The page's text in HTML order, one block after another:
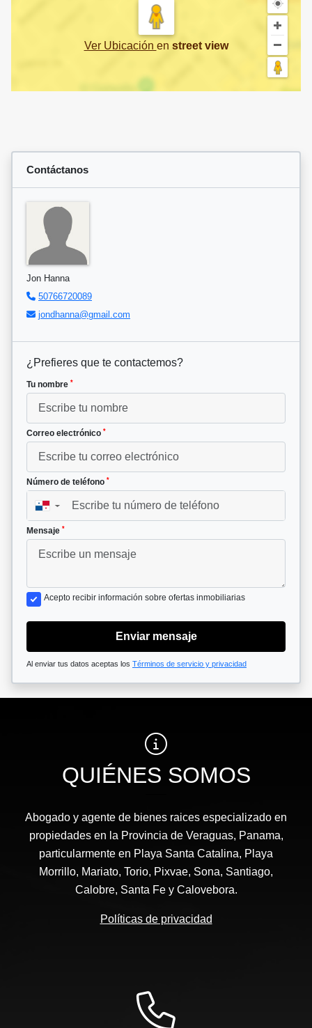
Ver Ubicación en street view
Contáctanos
Jon Hanna
50766720089
jondhanna@gmail.com
¿Prefieres que te contactemos?
Tu nombre *
Correo electrónico *
Número de teléfono *
▼
Mensaje *
Acepto recibir información sobre ofertas inmobiliarias
Enviar mensaje
Al enviar tus datos aceptas los Términos de servicio y privacidad
QUIÉNES SOMOS
Abogado y agente de bienes raices especializado en
propiedades en la Provincia de Veraguas, Panama,
particularmente en Playa Santa Catalina, Playa
Morrillo, Mariato, Torio, Pixvae, Sona, Santiago,
Calobre, Santa Fe y Calovebora.
Políticas de privacidad